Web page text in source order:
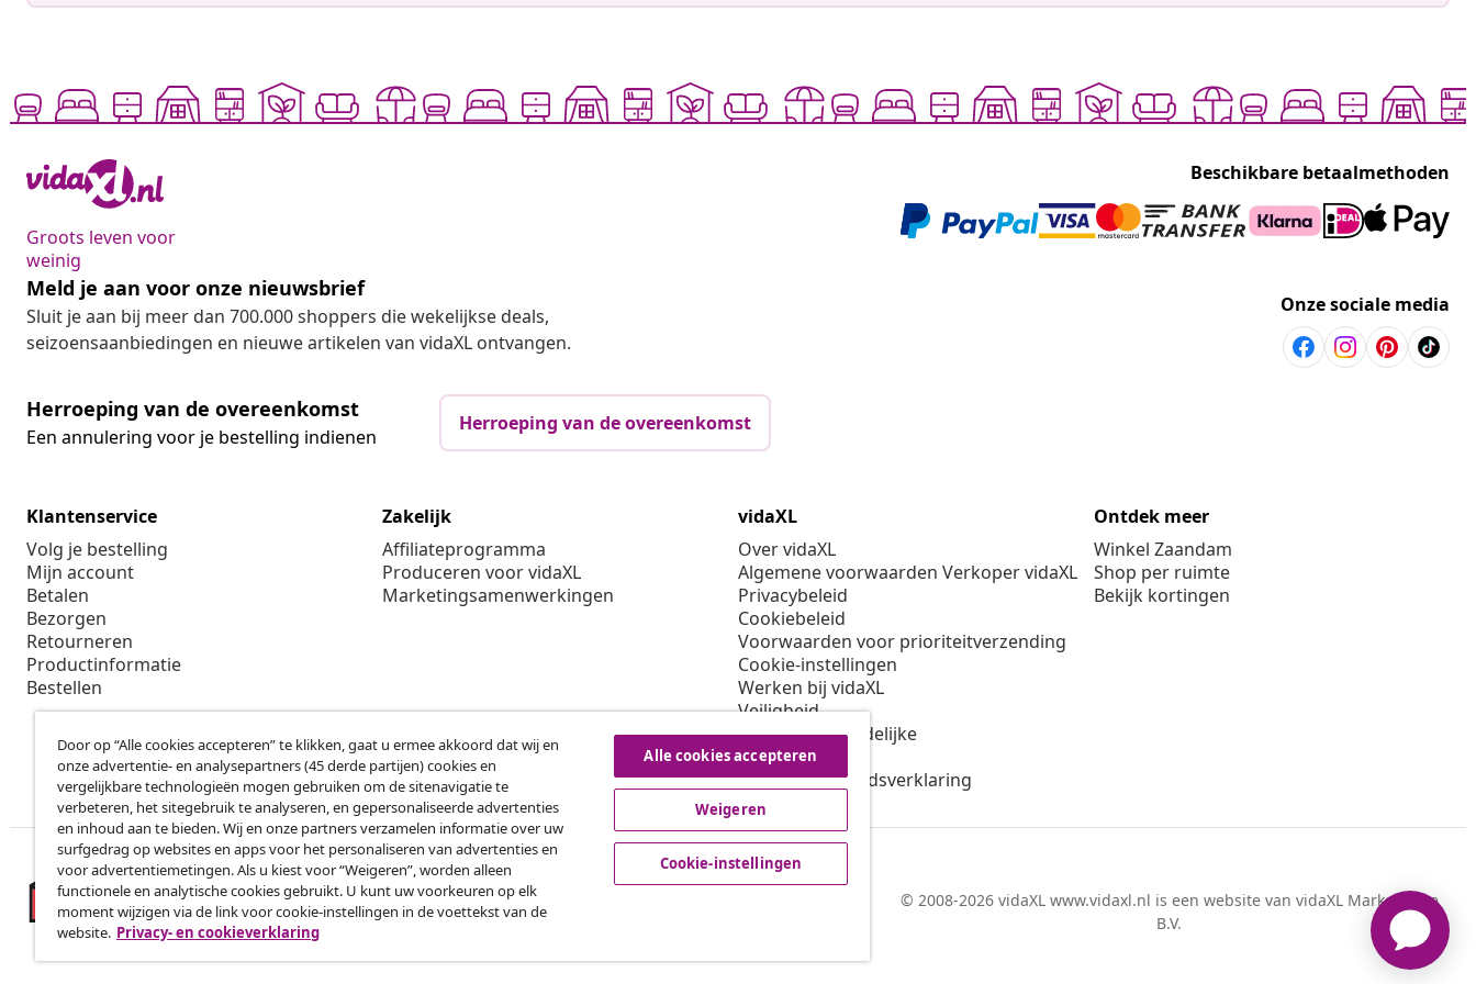
Groots leven voor
weinig
Beschikbare betaalmethoden
Meld je aan voor onze nieuwsbrief
Sluit je aan bij meer dan 700.000 shoppers die wekelijkse deals,
seizoensaanbiedingen en nieuwe artikelen van vidaXL ontvangen.
Onze sociale media
Herroeping van de overeenkomst
Een annulering voor je bestelling indienen
Herroeping van de overeenkomst
Klantenservice
Volg je bestelling
Mijn account
Betalen
Bezorgen
Retourneren
Productinformatie
Bestellen
Zakelijk
Affiliateprogramma
Produceren voor vidaXL
Marketingsamenwerkingen
vidaXL
Over vidaXL
Algemene voorwaarden Verkoper vidaXL
Privacybeleid
Cookiebeleid
Voorwaarden voor prioriteitverzending
Cookie-instellingen
Werken bij vidaXL
Veiligheid
EU verantwoordelijke
Beleid voor EPR
Toegankelijkheidsverklaring
Ontdek meer
Winkel Zaandam
Shop per ruimte
Bekijk kortingen
© 2008-2026 vidaXL www.vidaxl.nl is een website van vidaXL Marketplace
B.V.
Door op “Alle cookies accepteren” te klikken, gaat u ermee akkoord dat wij en
onze advertentie- en analysepartners (45 derde partijen) cookies en
vergelijkbare technologieën mogen gebruiken om de sitenavigatie te
verbeteren, het sitegebruik te analyseren, en gepersonaliseerde advertenties
en inhoud aan te bieden. Wij en onze partners verzamelen informatie over uw
surfgedrag op websites en apps voor het personaliseren van advertenties en
voor advertentiemetingen. Als u kiest voor “Weigeren”, worden alleen
functionele en analytische cookies gebruikt. U kunt uw voorkeuren op elk
moment wijzigen via de link voor cookie-instellingen in de voettekst van de
website. Privacy- en cookieverklaring
Alle cookies accepteren
Weigeren
Cookie-instellingen